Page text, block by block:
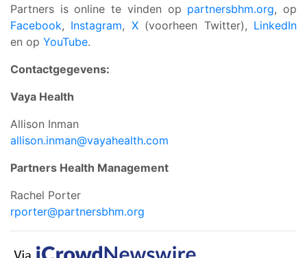
Partners is online te vinden op partnersbhm.org, op
Facebook, Instagram, X(voorheen Twitter), LinkedIn
en op YouTube.
Contactgegevens:
Vaya Health
Allison Inman
allison.inman@vayahealth.com
Partners Health Management
Rachel Porter
rporter@partnersbhm.org